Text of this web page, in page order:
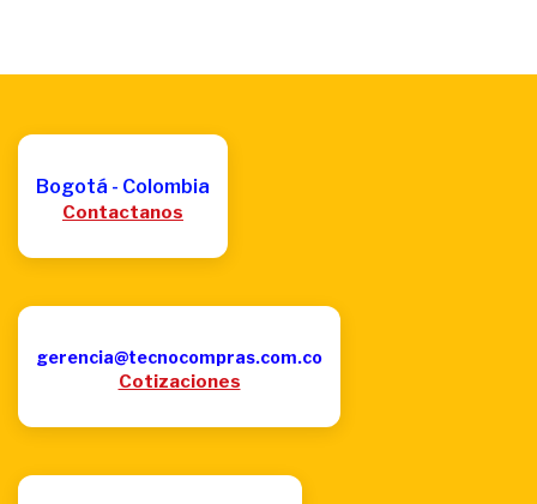
Bogotá - Colombia
Contactanos
gerencia@tecnocompras.com.co
Cotizaciones